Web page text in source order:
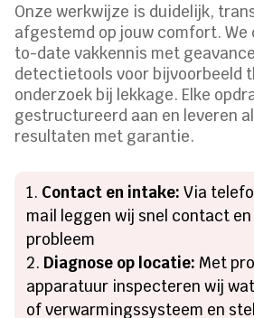
Onze werkwijze is duidelijk,
afgestemd op jouw comfort. We
to-date vakkennis met
detectietools voor bijvoorbeeld
onderzoek bij lekkage. Elke
gestructureerd aan en leveren
resultaten met garantie.
Contact en intake: Via
mail leggen wij snel contact
probleem
Diagnose op locatie: Met
apparatuur inspecteren wij
of verwarmingssysteem en